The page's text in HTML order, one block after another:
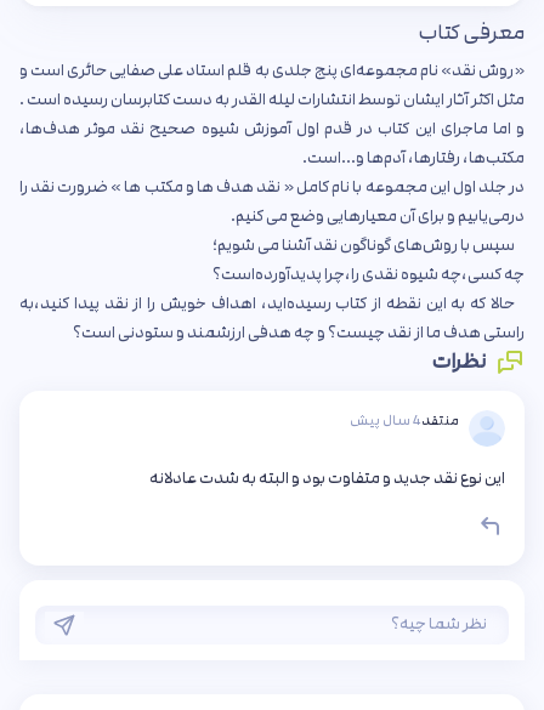
معرفی کتاب
«روش نقد» نام مجموعه‌ای پنج جلدی به قلم استاد علی صفایی حائری است و
مثل اکثر آثار ایشان توسط انتشارات لیله القدر به دست کتابرسان رسیده است .
و اما ماجرای این کتاب در قدم اول آموزش شیوه صحیح نقد موثر هدف‌ها،
مکتب‌ها، رفتارها، آدم‌ها و...است.
در جلد اول این مجموعه با نام کامل « نقد هدف ها و مکتب ها » ضرورت نقد را
درمی‌یابیم و برای آن معیارهایی وضع می کنیم.
سپس با روش‌های گوناگون نقد آشنا می شویم؛
چه کسی،چه شیوه نقدی را،چرا پدیدآورده‌است؟
حالا که به این نقطه از کتاب رسیده‌اید، اهداف خویش را از نقد پیدا کنید،به
راستی هدف ما از نقد چیست؟ و چه هدفی ارزشمند و ستودنی است؟
نظرات
منتقد4 سال پیش
این نوع نقد جدید و متفاوت بود و البته به شدت عادلانه